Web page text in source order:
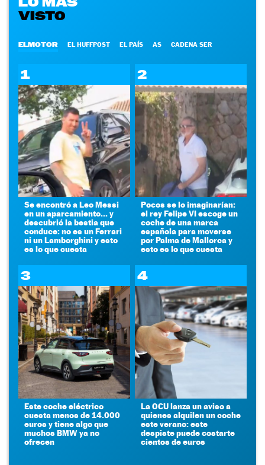
VISTO
ELMOTOR EL HUFFPOST EL PAÍS AS CADENA SER
1
Se encontró a Leo Messi
en un aparcamiento... y
descubrió la bestia que
conduce: no es un Ferrari
ni un Lamborghini y esto
es lo que cuesta
2
Pocos se lo imaginarían:
el rey Felipe VI escoge un
coche de una marca
española para moverse
por Palma de Mallorca y
esto es lo que cuesta
3
Este coche eléctrico
cuesta menos de 14.000
euros y tiene algo que
muchos BMW ya no
ofrecen
4
La OCU lanza un aviso a
quienes alquilen un coche
este verano: este
despiste puede costarte
cientos de euros